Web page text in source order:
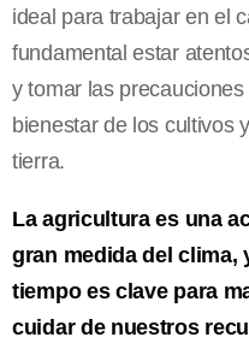
ideal para trabajar en el
fundamental estar
y tomar las
bienestar de los cultivos
tierra.
La agricultura es una
gran medida del clima,
tiempo es clave para
cuidar de nuestros